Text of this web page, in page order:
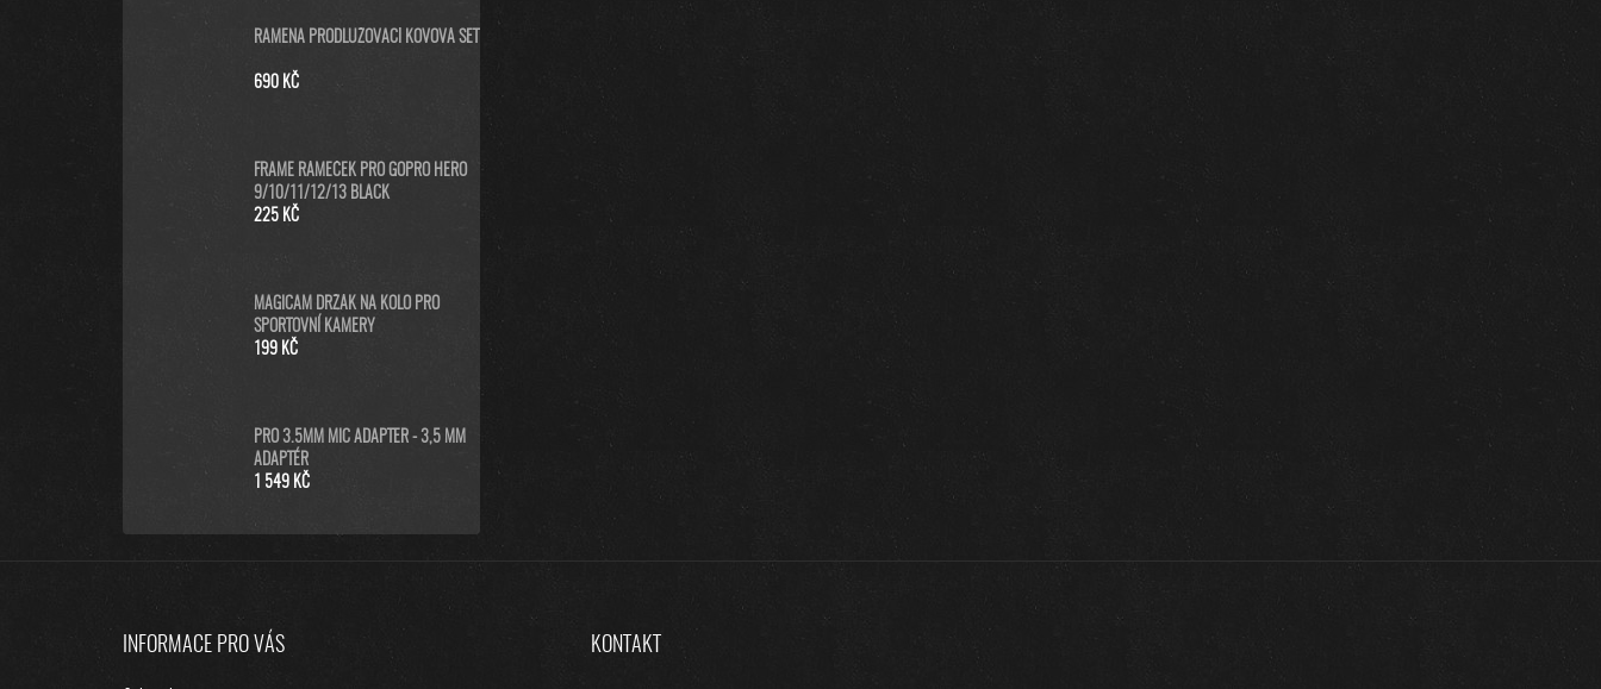
RAMENA PRODLUŽOVACÍ KOVOVÁ SET
690 KČ
FRAME RÁMEČEK PRO GOPRO HERO
9/10/11/12/13 BLACK
225 KČ
MAGICAM DRŽÁK NA KOLO PRO
SPORTOVNÍ KAMERY
199 KČ
PRO 3.5MM MIC ADAPTER - 3,5 MM
ADAPTÉR
1 549 KČ
INFORMACE PRO VÁS KONTAKT